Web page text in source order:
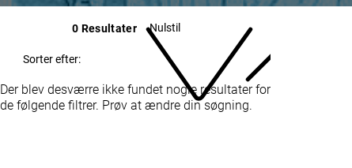
0 Resultater Nulstil
Sorter efter:
Der blev desværre ikke fundet nogle resultater for
de følgende filtrer. Prøv at ændre din søgning.